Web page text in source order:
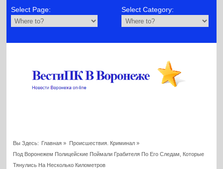
Select Page: Select Category:
Вы Здесь: Главная » Происшествия. Криминал»
Под Воронежем Полицейские Поймали Грабителя По Его Следам, Которые
Тянулись На Несколько Километров